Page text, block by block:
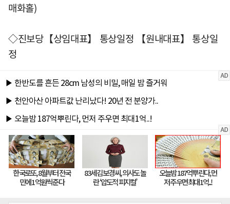
매화홀)
◇진보당【상임대표】 통상일정 【원내대표】 통상일
정